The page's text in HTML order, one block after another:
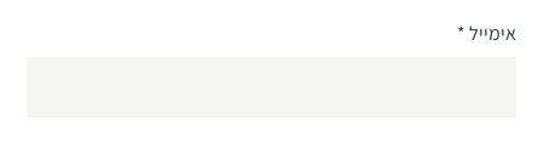
אימייל*